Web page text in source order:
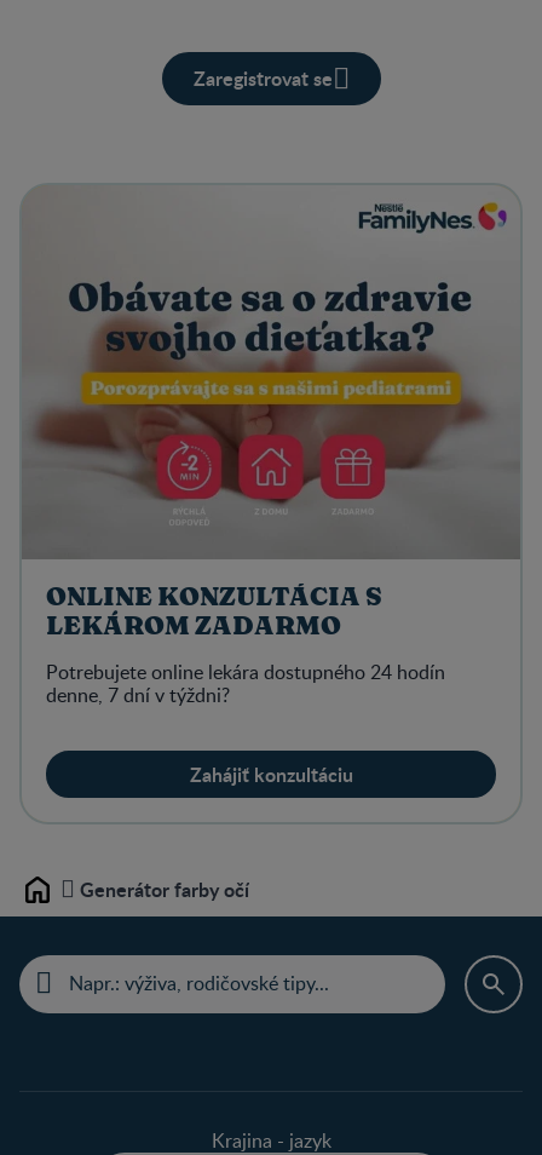
Zaregistrovat se
ONLINE KONZULTÁCIA S
LEKÁROM ZADARMO
Potrebujete online lekára dostupného 24 hodín
denne, 7 dní v týždni?
Zahájiť konzultáciu
Home Generátor farby očí
Krajina - jazyk